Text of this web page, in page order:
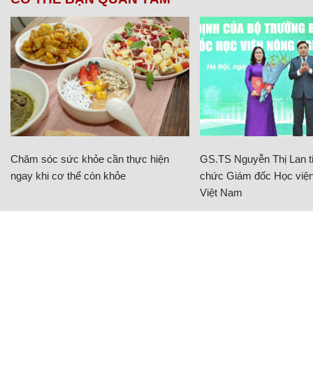
Chăm sóc sức khỏe cần thực hiện
ngay khi cơ thể còn khỏe
GS.TS Nguyễn Thị Lan
chức Giám đốc Học
Việt Nam